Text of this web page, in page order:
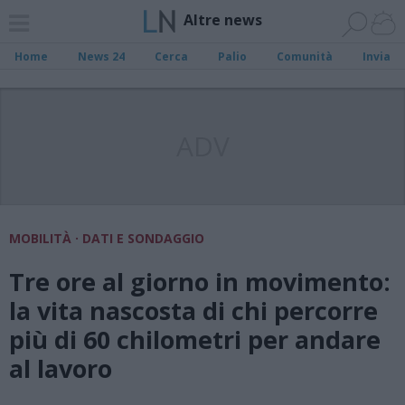
Altre news
Home News 24 Cerca Palio Comunità Invia
MOBILITÀ · DATI E SONDAGGIO
Tre ore al giorno in movimento:
la vita nascosta di chi percorre
più di 60 chilometri per andare
al lavoro